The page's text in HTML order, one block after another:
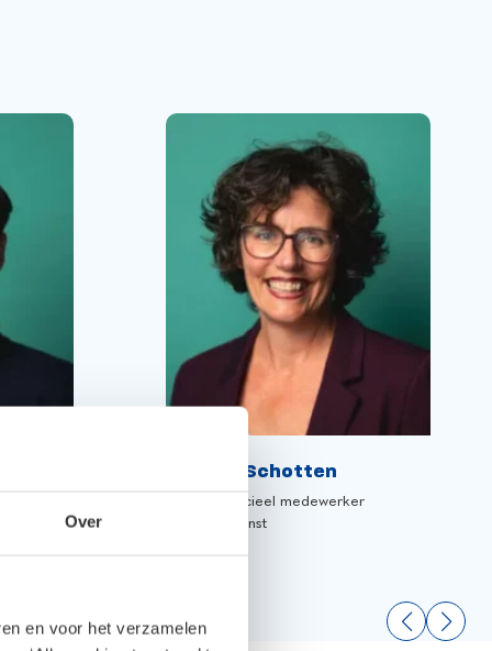
Over
en voor het verzamelen
Patty Schotten
Commercieel medewerker
binnendienst